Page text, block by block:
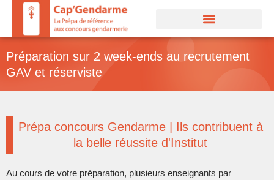
contenu
Préparation sur 2 week-ends au recrutement
GAV et réserviste
Prépa concours Gendarme | Ils contribuent à
la belle réussite d'Institut
Au cours de votre préparation, plusieurs enseignants par